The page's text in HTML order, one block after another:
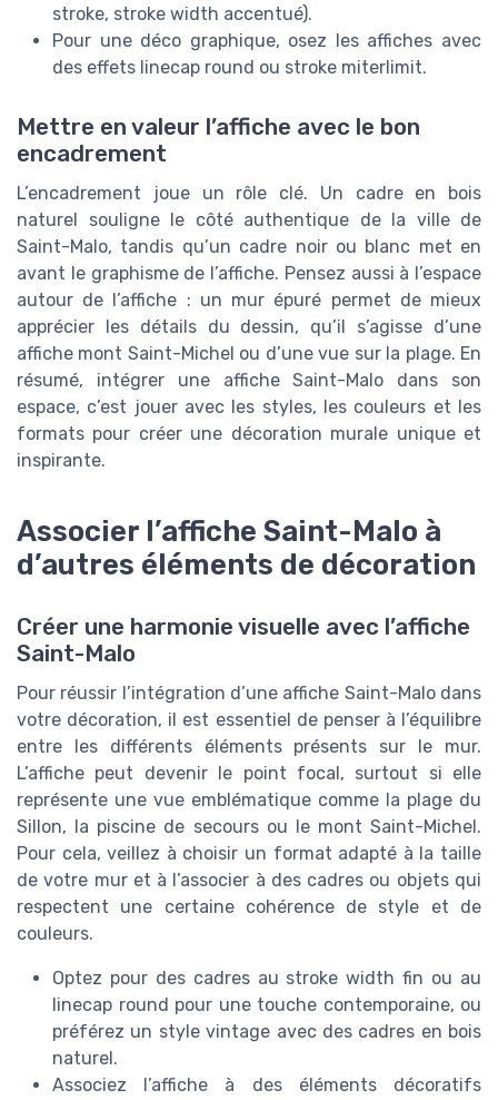
stroke, stroke width accentué).
Pour une déco graphique, osez les affiches avec
des effets linecap round ou stroke miterlimit.
Mettre en valeur l’affiche avec le bon
encadrement
L’encadrement joue un rôle clé. Un cadre en bois
naturel souligne le côté authentique de la ville de
Saint-Malo, tandis qu’un cadre noir ou blanc met en
avant le graphisme de l’affiche. Pensez aussi à l’espace
autour de l’affiche : un mur épuré permet de mieux
apprécier les détails du dessin, qu’il s’agisse d’une
affiche mont Saint-Michel ou d’une vue sur la plage. En
résumé, intégrer une affiche Saint-Malo dans son
espace, c’est jouer avec les styles, les couleurs et les
formats pour créer une décoration murale unique et
inspirante.
Associer l’affiche Saint-Malo à
d’autres éléments de décoration
Créer une harmonie visuelle avec l’affiche
Saint-Malo
Pour réussir l’intégration d’une affiche Saint-Malo dans
votre décoration, il est essentiel de penser à l’équilibre
entre les différents éléments présents sur le mur.
L’affiche peut devenir le point focal, surtout si elle
représente une vue emblématique comme la plage du
Sillon, la piscine de secours ou le mont Saint-Michel.
Pour cela, veillez à choisir un format adapté à la taille
de votre mur et à l’associer à des cadres ou objets qui
respectent une certaine cohérence de style et de
couleurs.
Optez pour des cadres au stroke width fin ou au
linecap round pour une touche contemporaine, ou
préférez un style vintage avec des cadres en bois
naturel.
Associez l’affiche à des éléments décoratifs